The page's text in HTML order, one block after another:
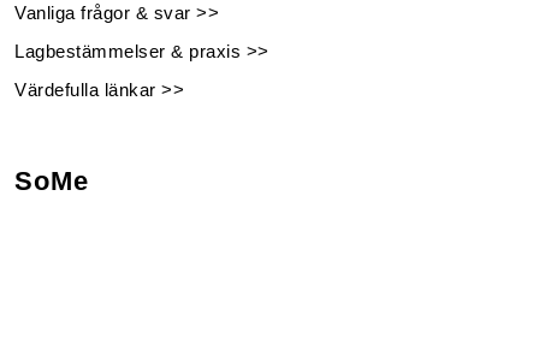
Vanliga frågor & svar >>
Lagbestämmelser & praxis >>
Värdefulla länkar >>
SoMe